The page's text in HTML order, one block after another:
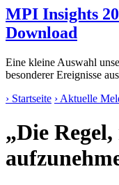
MPI Insights
Download
Eine kleine Auswahl
besonderer Ereignisse
› Startseite › Aktuelle
„Die